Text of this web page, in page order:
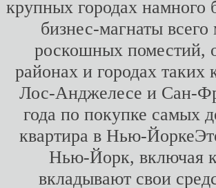
крупных городах намного
бизнес-магнаты
роскошных поместий,
районах и городах
Лос-Анджелесе и Сан-
года по покупке самых
квартира в Нью-
Нью-Йорк, включая
вкладывают свои